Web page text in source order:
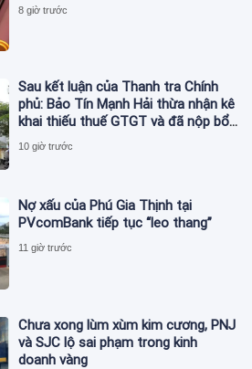
8 giờ trước
Sau kết luận của Thanh tra Chính
phủ: Bảo Tín Mạnh Hải thừa nhận kê
khai thiếu thuế GTGT và đã nộp bổ
sung
10 giờ trước
Nợ xấu của Phú Gia Thịnh tại
PVcomBank tiếp tục “leo thang”
11 giờ trước
Chưa xong lùm xùm kim cương, PNJ
và SJC lộ sai phạm trong kinh
doanh vàng